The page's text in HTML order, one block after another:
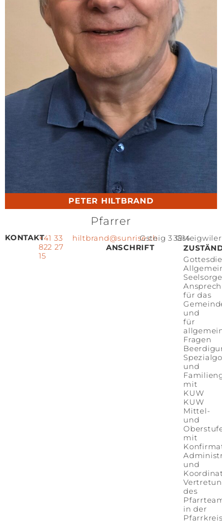
PETER HILTBRAND
Pfarrer
KONTAKT+41 33
822 27
15
hiltbrand@sunrise.ch
ANSCHRIFT
Gsteig 33814
Gsteigwiler
Seelsorge
für das
und
für
Fragen
und
mit
KUW
KUW
Mittel-
und
mit
und
des
in der